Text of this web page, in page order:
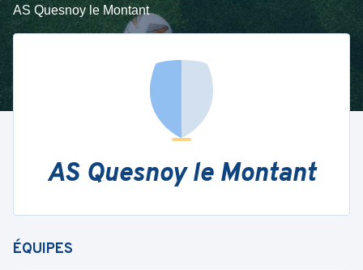
AS Quesnoy le Montant
AS Quesnoy le Montant
ÉQUIPES